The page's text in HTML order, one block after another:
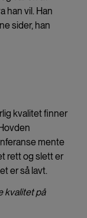
han vil. Han
sider, han
kvalitet finner
mente
rett og slett er
er så lavt.
kvalitet på